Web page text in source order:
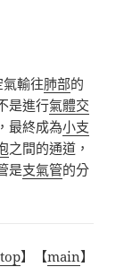
輸往肺部的
是進行氣體交
最終成為小支
之間的通道，
是支氣管的分
top】【main】